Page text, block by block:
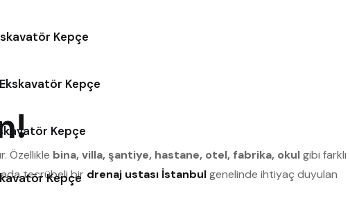
Kepçe
Kepçe
Kepçe
Kepçe
Özellikle bina, villa, şantiye, hastane, otel, fabrika, okulgibi farklı
tecrübeli bir drenaj ustası İstanbulgenelinde ihtiyaç duyulan